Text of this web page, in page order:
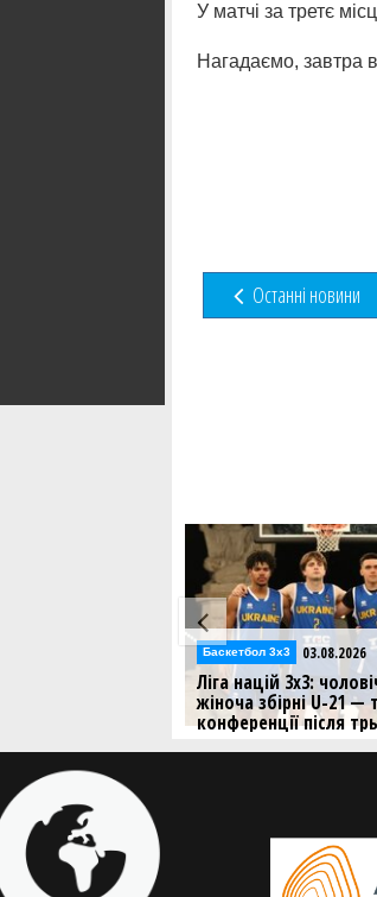
У матчі за третє
Нагадаємо, завтра в
Останні новини
команд на
України
Баскетбол 3х3 03.08.2026
Ліга націй 3х3:
жіноча збірні U-21 —
конференції після
Збірні України